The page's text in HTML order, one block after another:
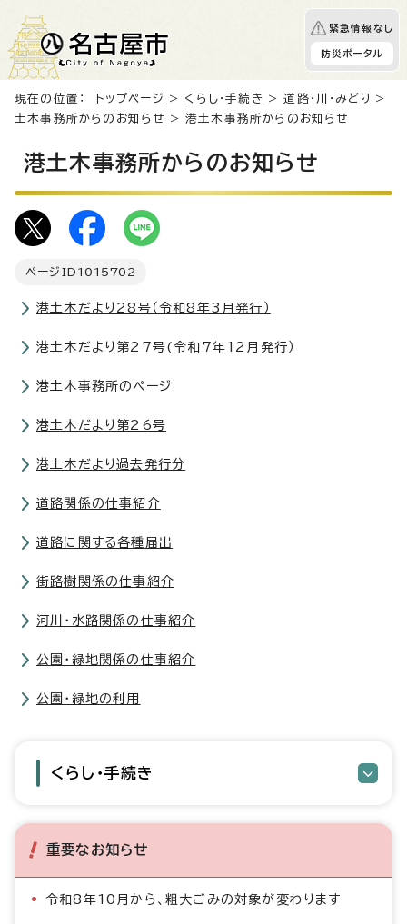
緊急情報なし
防災ポータル
現在の位置： トップページ > くらし・手続き >道路・川・みどり
>
土木事務所からのお知らせ
> 港土木事務所からのお知らせ
港土木事務所からのお知らせ
ページID 1015702
港土木だより28号（令和8年3月発行）
港土木だより第27号(令和7年12月発行）
港土木事務所のページ
港土木だより第26号
港土木だより過去発行分
道路関係の仕事紹介
道路に関する各種届出
街路樹関係の仕事紹介
河川・水路関係の仕事紹介
公園・緑地関係の仕事紹介
公園・緑地の利用
くらし・手続き
重要なお知らせ
令和8年10月から、粗大ごみの対象が変わります